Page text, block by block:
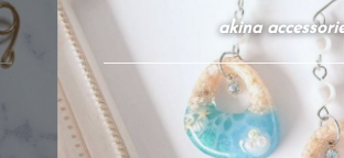
akina accessories